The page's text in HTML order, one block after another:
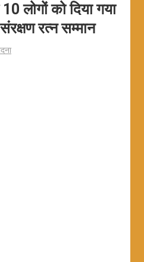
लोगों को दिया गया
रत्न सम्मान